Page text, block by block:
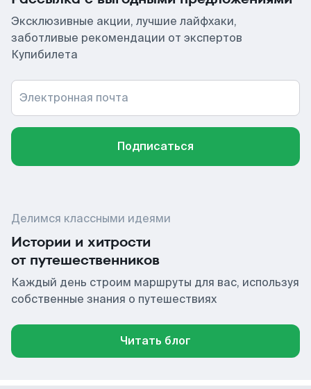
Эксклюзивные акции, лучшие лайфхаки,
заботливые рекомендации от экспертов
Купибилета
Электронная почта
Подписаться
Делимся классными идеями
Истории и хитрости
от путешественников
Каждый день строим маршруты для вас, используя
собственные знания о путешествиях
Читать блог